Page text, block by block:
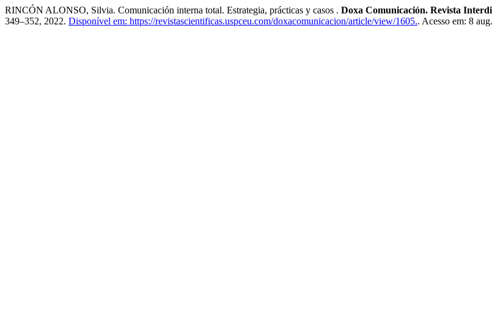
RINCÓN ALONSO, Silvia. Comunicación interna total. Estrategia, prácticas y casos . Doxa Comunicación. Revista
349–352, 2022. Disponível em: https://revistascientificas.uspceu.com/doxacomunicacion/article/view/1605.. Acesso em: 8